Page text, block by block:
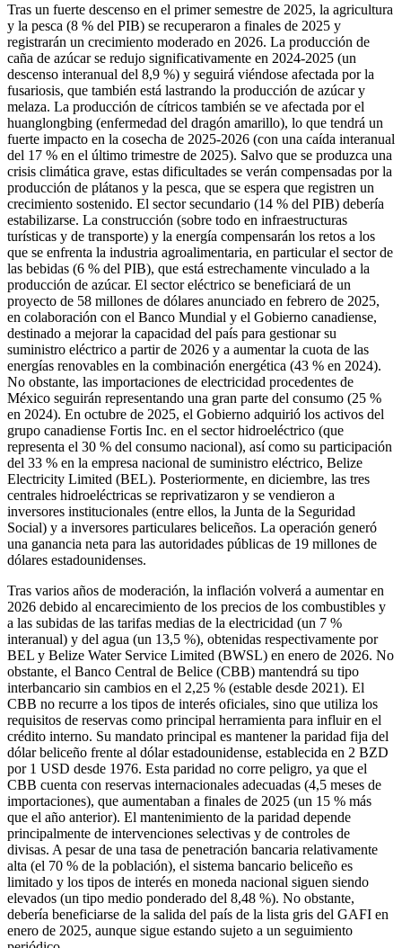
Tras un fuerte descenso en el primer semestre de 2025, la agricultura
y la pesca (8 % del PIB) se recuperaron a finales de 2025 y
registrarán un crecimiento moderado en 2026. La producción de
caña de azúcar se redujo significativamente en 2024-2025 (un
descenso interanual del 8,9 %) y seguirá viéndose afectada por la
fusariosis, que también está lastrando la producción de azúcar y
melaza. La producción de cítricos también se ve afectada por el
huanglongbing (enfermedad del dragón amarillo), lo que tendrá un
fuerte impacto en la cosecha de 2025-2026 (con una caída interanual
del 17 % en el último trimestre de 2025). Salvo que se produzca una
crisis climática grave, estas dificultades se verán compensadas por la
producción de plátanos y la pesca, que se espera que registren un
crecimiento sostenido. El sector secundario (14 % del PIB) debería
estabilizarse. La construcción (sobre todo en infraestructuras
turísticas y de transporte) y la energía compensarán los retos a los
que se enfrenta la industria agroalimentaria, en particular el sector de
las bebidas (6 % del PIB), que está estrechamente vinculado a la
producción de azúcar. El sector eléctrico se beneficiará de un
proyecto de 58 millones de dólares anunciado en febrero de 2025,
en colaboración con el Banco Mundial y el Gobierno canadiense,
destinado a mejorar la capacidad del país para gestionar su
suministro eléctrico a partir de 2026 y a aumentar la cuota de las
energías renovables en la combinación energética (43 % en 2024).
No obstante, las importaciones de electricidad procedentes de
México seguirán representando una gran parte del consumo (25 %
en 2024). En octubre de 2025, el Gobierno adquirió los activos del
grupo canadiense Fortis Inc. en el sector hidroeléctrico (que
representa el 30 % del consumo nacional), así como su participación
del 33 % en la empresa nacional de suministro eléctrico, Belize
Electricity Limited (BEL). Posteriormente, en diciembre, las tres
centrales hidroeléctricas se reprivatizaron y se vendieron a
inversores institucionales (entre ellos, la Junta de la Seguridad
Social) y a inversores particulares beliceños. La operación generó
una ganancia neta para las autoridades públicas de 19 millones de
dólares estadounidenses.
Tras varios años de moderación, la inflación volverá a aumentar en
2026 debido al encarecimiento de los precios de los combustibles y
a las subidas de las tarifas medias de la electricidad (un 7 %
interanual) y del agua (un 13,5 %), obtenidas respectivamente por
BEL y Belize Water Service Limited (BWSL) en enero de 2026. No
obstante, el Banco Central de Belice (CBB) mantendrá su tipo
interbancario sin cambios en el 2,25 % (estable desde 2021). El
CBB no recurre a los tipos de interés oficiales, sino que utiliza los
requisitos de reservas como principal herramienta para influir en el
crédito interno. Su mandato principal es mantener la paridad fija del
dólar beliceño frente al dólar estadounidense, establecida en 2 BZD
por 1 USD desde 1976. Esta paridad no corre peligro, ya que el
CBB cuenta con reservas internacionales adecuadas (4,5 meses de
importaciones), que aumentaban a finales de 2025 (un 15 % más
que el año anterior). El mantenimiento de la paridad depende
principalmente de intervenciones selectivas y de controles de
divisas. A pesar de una tasa de penetración bancaria relativamente
alta (el 70 % de la población), el sistema bancario beliceño es
limitado y los tipos de interés en moneda nacional siguen siendo
elevados (un tipo medio ponderado del 8,48 %). No obstante,
debería beneficiarse de la salida del país de la lista gris del GAFI en
enero de 2025, aunque sigue estando sujeto a un seguimiento